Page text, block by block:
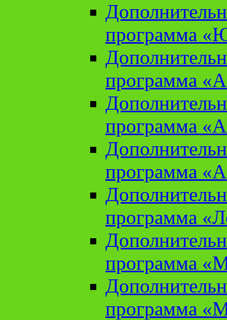
программа
программа
программа
программа
программа
программа
программа